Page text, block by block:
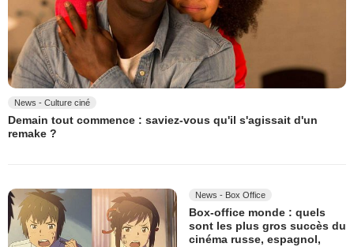
News - Culture ciné
Demain tout commence : saviez-vous qu'il s'agissait d'un
remake ?
News - Box Office
Box-office monde : quels
sont les plus gros succès du
cinéma russe, espagnol,